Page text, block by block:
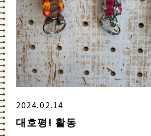
2024.02.14
대호평! 활동